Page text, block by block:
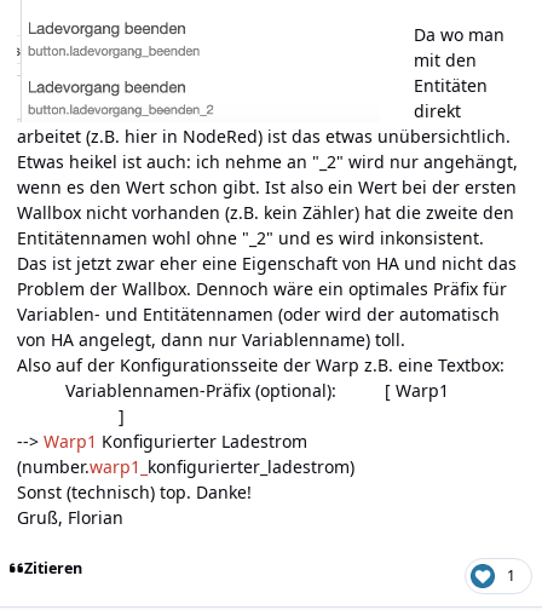
Da wo man
mit den
Entitäten
direkt
arbeitet (z.B. hier in NodeRed) ist das etwas unübersichtlich.
Etwas heikel ist auch: ich nehme an "_2" wird nur angehängt,
wenn es den Wert schon gibt. Ist also ein Wert bei der ersten
Wallbox nicht vorhanden (z.B. kein Zähler) hat die zweite den
Entitätennamen wohl ohne "_2" und es wird inkonsistent.
Das ist jetzt zwar eher eine Eigenschaft von HA und nicht das
Problem der Wallbox. Dennoch wäre ein optimales Präfix für
Variablen- und Entitätennamen (oder wird der automatisch
von HA angelegt, dann nur Variablenname) toll.
Also auf der Konfigurationsseite der Warp z.B. eine Textbox:
Variablennamen-Präfix (optional): [ Warp1
]
--> Warp1 Konfigurierter Ladestrom
(number.warp1_ konfigurierter_ladestrom)
Sonst (technisch) top. Danke!
Gruß, Florian
Zitieren 1